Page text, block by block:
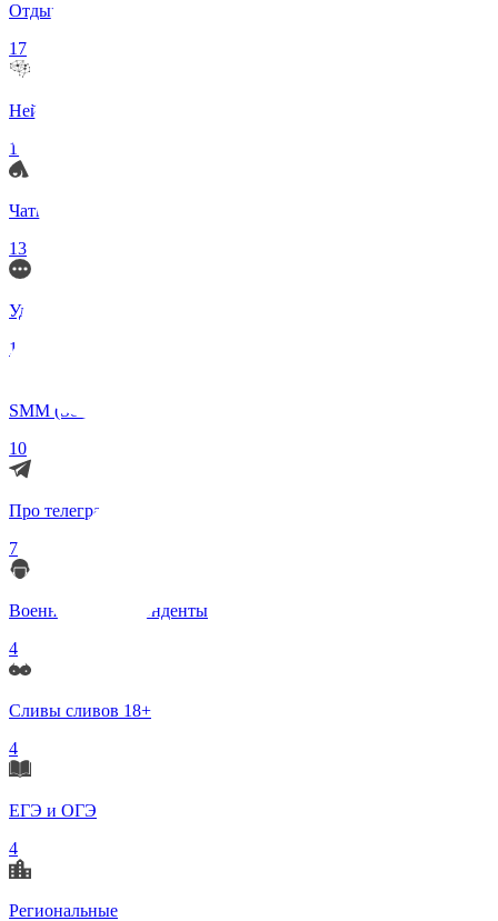
Отдых и Развлечения
17
Нейросети и ИИ
13
Чаты по интересам
13
Удаленка (Работа)
11
SMM (Social Media)
10
Про телеграмм
7
Военные корреспонденты
4
Сливы сливов 18+
4
ЕГЭ и ОГЭ
4
Региональные